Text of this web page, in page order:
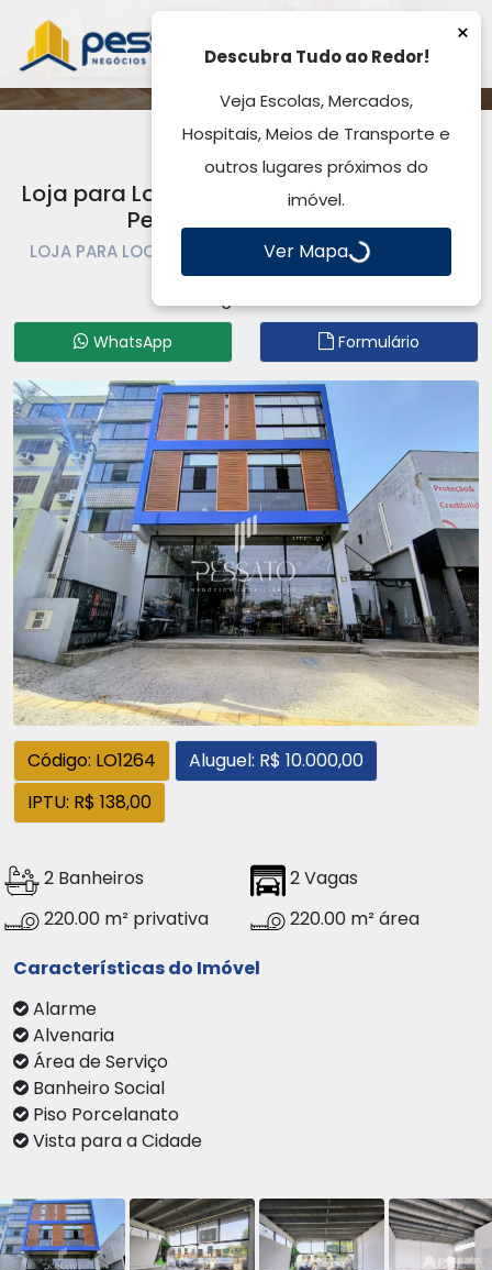
Loja para Locação, 220,00m², Passo Das
Pedras - Gravataí, RS
LOJA PARA LOCAÇÃO | LOJA | GRAVATAÍ | PASSO DAS
PEDRAS
WhatsApp Formulário
Código: LO1264
Aluguel: R$ 10.000,00
IPTU: R$ 138,00
2 Banheiros
2 Vagas
220.00 m² privativa
220.00 m² área
Características do Imóvel
Alarme
Alvenaria
Área de Serviço
Banheiro Social
Piso Porcelanato
Vista para a Cidade
×
Descubra Tudo ao Redor!
Veja Escolas, Mercados,
Hospitais, Meios de Transporte e
outros lugares próximos do
imóvel.
Ver Mapa